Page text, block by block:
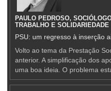
PAULO PEDROSO,
TRABALHO E SOLIDARIEDADE
PSU: um regresso à inserção
Volto ao tema da Prestação
anterior. A simplificação dos
uma boa ideia. O problema